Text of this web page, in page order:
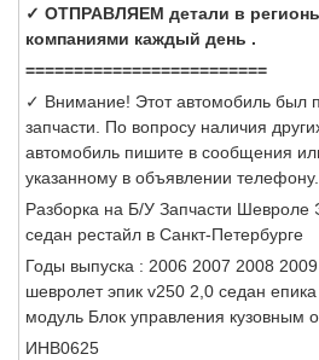
✓ ОТПРАВЛЯЕМ детали в
компаниями каждый день .
=========================
✓ Внимание! Этот автомобиль был
запчасти. По вопросу наличия
автомобиль пишите в сообщения
указанному в объявлении телефону.
Разборка на Б/У Запчасти Шевроле
седан рестайл в Санкт-Петербурге
Годы выпуска : 2006 2007 2008
шевролет эпик v250 2,0 седан
модуль Блок управления кузовным
ИНВ0625